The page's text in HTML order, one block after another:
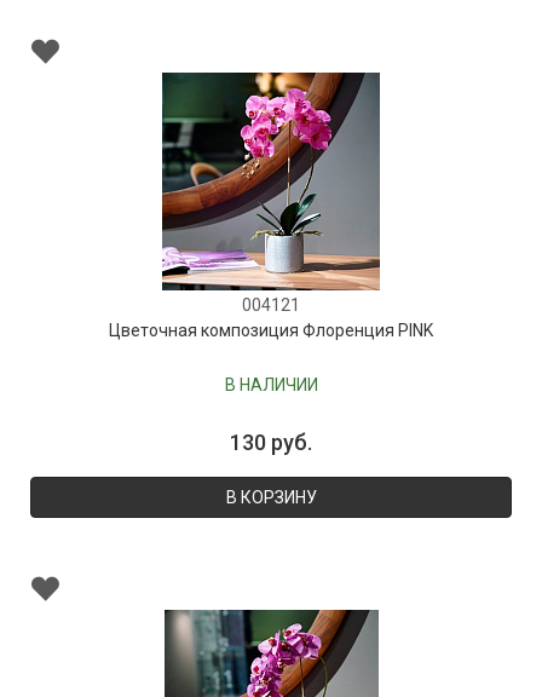
004121
Цветочная композиция Флоренция PINK
В НАЛИЧИИ
130 руб.
В КОРЗИНУ